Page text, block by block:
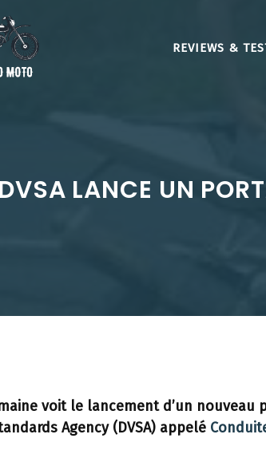
REVIEWS &
DVSA LANCE UN
voit le lancement d’un
Agency (DVSA) appelé